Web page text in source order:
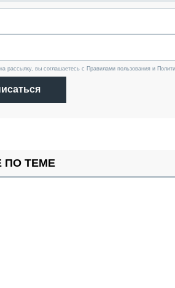
рассылку, вы соглашаетесь с Правилами пользования и
ПО ТЕМЕ